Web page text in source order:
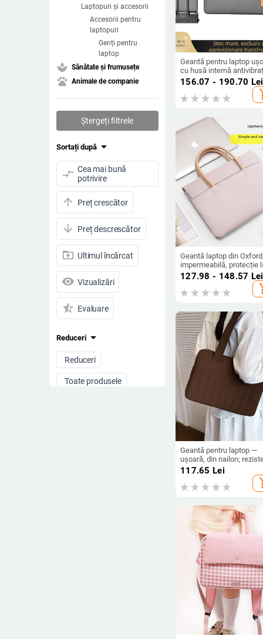
Laptopuri și accesorii
Accesorii pentru
laptopuri
Genți pentru
laptop
spa Sănătate și frumusețe
pets Animale de companie
Ștergeți filtrele
Sortați după arrow_drop_down
compare_arrows Cea mai bună
potrivire
arrow_upward Preț crescător
arrow_downward Preț descrescător
drive_folder_upload Ultimul încărcat
visibility Vizualizări
star_half Evaluare
Reduceri arrow_drop_down
Reduceri
Toate produsele
Geantă pentru laptop
cu husă internă
cu perne de aer, exterior
Oxford, căptușeală din
poliester, spații de
depozitare
156.07 - 190.70 Lei
Geantă laptop din Oxford,
impermeabilă, protecție
șocuri, rezistentă la
abraziune, unisex
127.98 - 148.57 Lei
Geantă pentru laptop —
ușoară, din nailon;
la uzură; căptușeală
poliester-cotton; unisex;
proaspăt și plăcut
117.65 Lei